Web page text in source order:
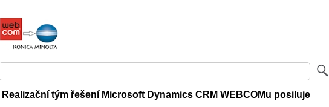
Realizační tým řešení Microsoft Dynamics CRM WEBCOMu posiluje